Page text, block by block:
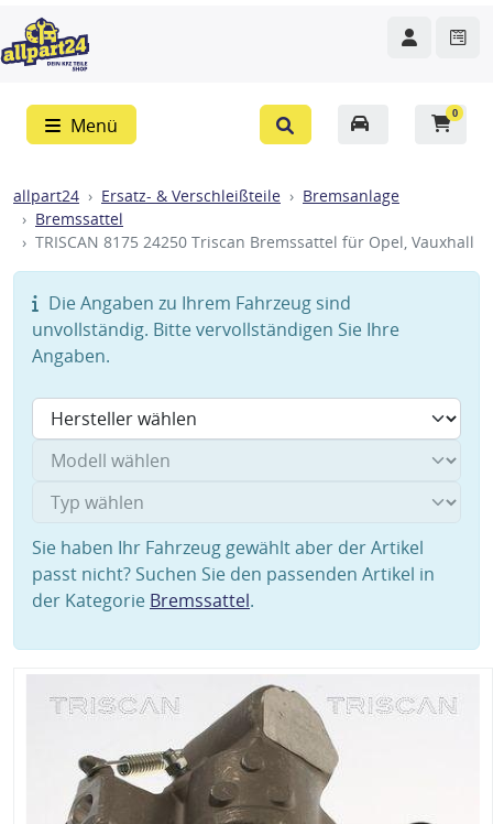
Menü
0
allpart24 Ersatz- & Verschleißteile
Bremsanlage
Bremssattel
TRISCAN 8175 24250 Triscan Bremssattel für Opel, Vauxhall
Die Angaben zu Ihrem Fahrzeug sind
unvollständig. Bitte vervollständigen Sie Ihre
Angaben.
Sie haben Ihr Fahrzeug gewählt aber der Artikel
passt nicht? Suchen Sie den passenden Artikel in
der Kategorie Bremssattel.